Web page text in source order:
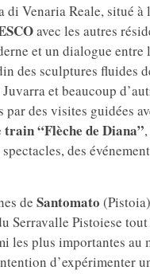
Venaria Reale, situé à
avec les autres
et un dialogue entre
des sculptures fluides
et beaucoup
des visites guidées
train “Flèche de Diana”
des
de Santomato
Serravalle Pistoiese
les plus importantes au
d’expérimenter